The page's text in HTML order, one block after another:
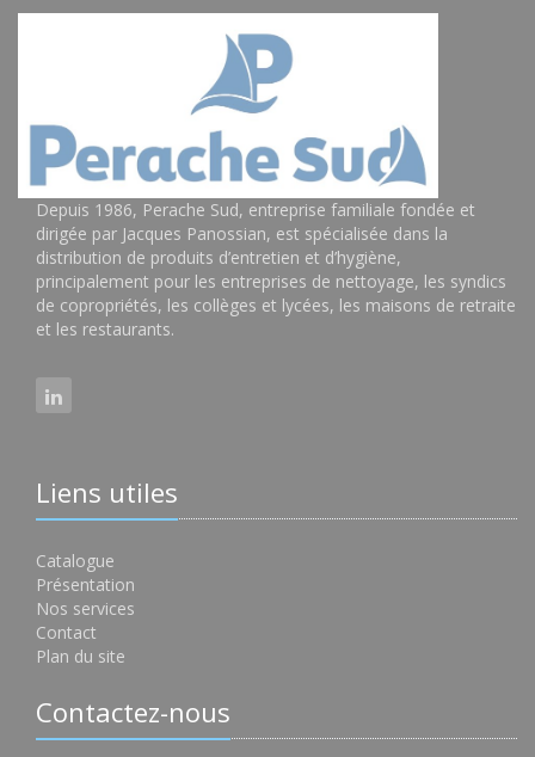
Depuis 1986, Perache Sud, entreprise familiale fondée et
dirigée par Jacques Panossian, est spécialisée dans la
distribution de produits d’entretien et d’hygiène,
principalement pour les entreprises de nettoyage, les syndics
de copropriétés, les collèges et lycées, les maisons de retraite
et les restaurants.
Liens utiles
Catalogue
Présentation
Nos services
Contact
Plan du site
Contactez-nous